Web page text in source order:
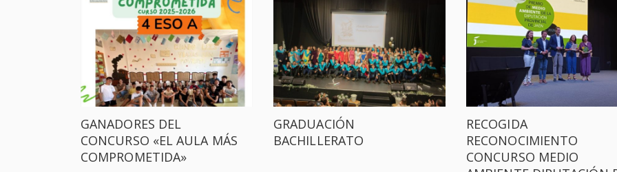
GANADORES DEL
CONCURSO «EL AULA MÁS
COMPROMETIDA»
GRADUACIÓN
BACHILLERATO
RECOGIDA
RECONOCIMIENTO
CONCURSO MEDIO